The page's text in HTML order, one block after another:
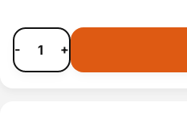
- +